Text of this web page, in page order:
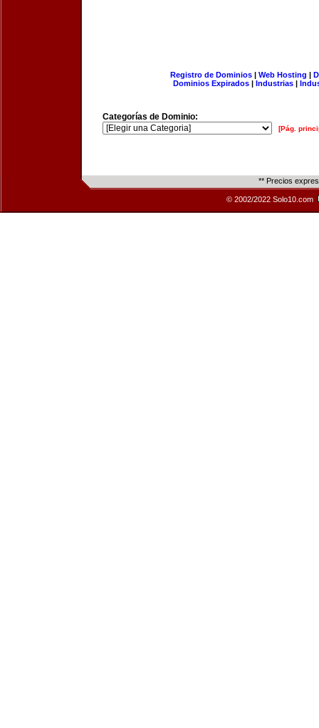
Registro de Dominios| Web Hosting |
Dominios Expirados | Industrias |
Categorías de Dominio:
[Pág.
** Precios
© 2002/2022 Solo10.com